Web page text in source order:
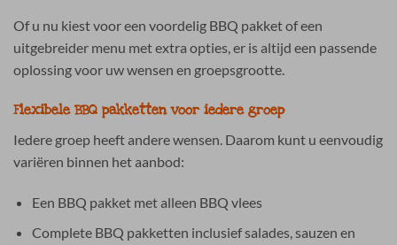
Of u nu kiest voor een voordelig BBQ pakket of een
uitgebreider menu met extra opties, er is altijd een passende
oplossing voor uw wensen en groepsgrootte.
Flexibele BBQ pakketten voor iedere groep
Iedere groep heeft andere wensen. Daarom kunt u eenvoudig
variëren binnen het aanbod:
Een BBQ pakket met alleen BBQ vlees
Complete BBQ pakketten inclusief salades, sauzen en